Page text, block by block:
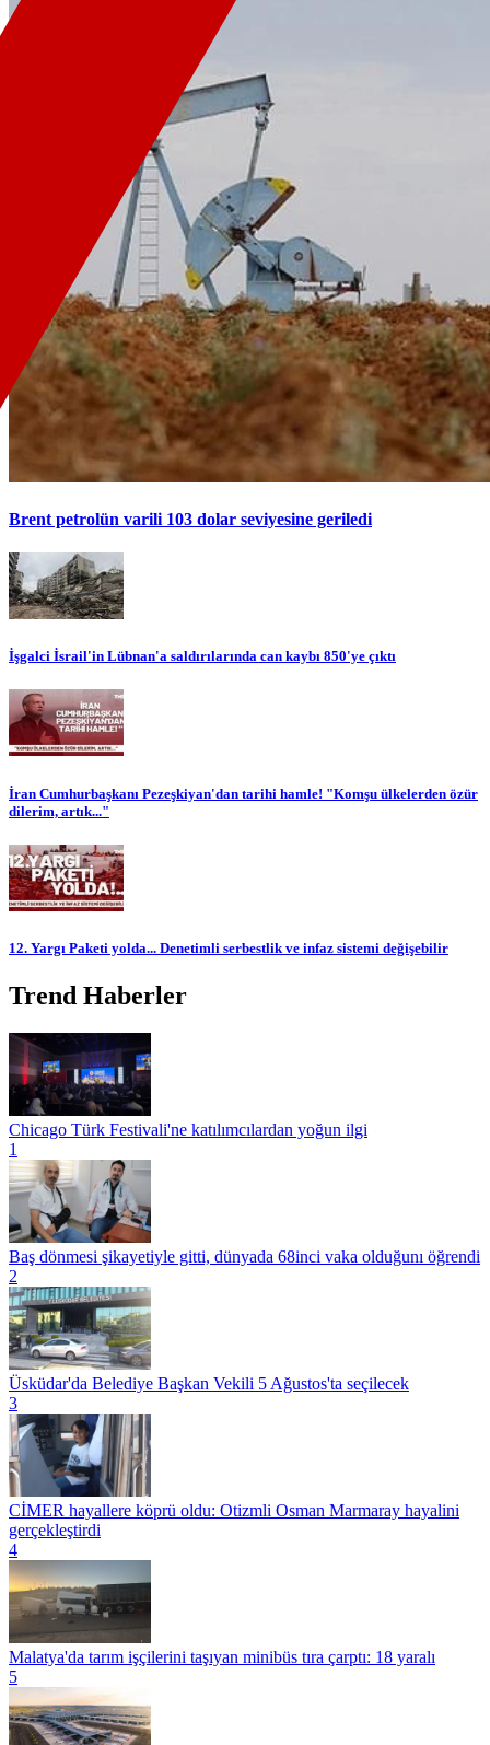
Brent petrolün varili 103 dolar seviyesine geriledi
İşgalci İsrail'in Lübnan'a saldırılarında can kaybı 850'ye çıktı
İran Cumhurbaşkanı Pezeşkiyan'dan tarihi hamle! "Komşu ülkelerden özür
dilerim, artık..."
12. Yargı Paketi yolda... Denetimli serbestlik ve infaz sistemi değişebilir
Trend Haberler
Chicago Türk Festivali'ne katılımcılardan yoğun ilgi
1
Baş dönmesi şikayetiyle gitti, dünyada 68inci vaka olduğunı öğrendi
2
Üsküdar'da Belediye Başkan Vekili 5 Ağustos'ta seçilecek
3
CİMER hayallere köprü oldu: Otizmli Osman Marmaray hayalini
gerçekleştirdi
4
Malatya'da tarım işçilerini taşıyan minibüs tıra çarptı: 18 yaralı
5